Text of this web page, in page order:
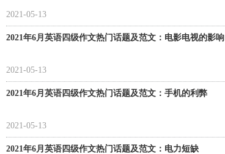
2021-05-13
2021年6月英语四级作文热门话题及范文：电影电视的影响
2021-05-13
2021年6月英语四级作文热门话题及范文：手机的利弊
2021-05-13
2021年6月英语四级作文热门话题及范文：电力短缺